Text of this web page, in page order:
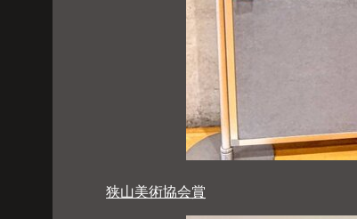
狭山美術協会賞